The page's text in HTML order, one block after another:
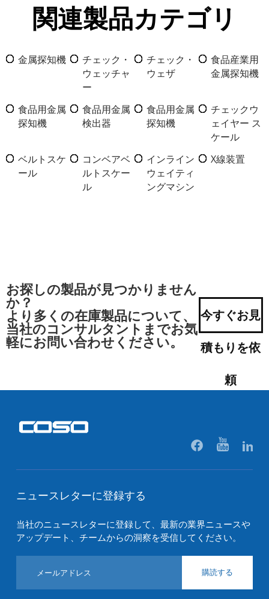
関連製品カテゴリ
金属探知機
チェック・
ウェッチャ
ー
チェック・
ウェザ
食品産業用
金属探知機
食品用金属
探知機
食品用金属
検出器
食品用金属
探知機
チェックウ
ェイヤー ス
ケール
ベルトスケ
ール
コンベアベ
ルトスケー
ル
インライン
ウェイティ
ングマシン
X線装置
お探しの製品が見つかりません
か？
より多くの在庫製品について、
当社のコンサルタントまでお気
軽にお問い合わせください。
今すぐお見
積もりを依
頼
ニュースレターに登録する
当社のニュースレターに登録して、最新の業界ニュースや
アップデート、チームからの洞察を受信してください。
購読する